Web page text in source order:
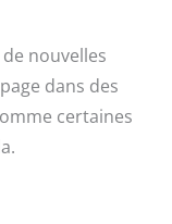
nouvelles
dans des
certaines